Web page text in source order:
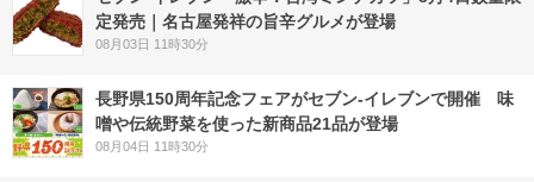
定発売｜名古屋発祥の旨辛グルメが登場
08月03日 11時30分
長野県150周年記念フェアがセブン-イレブンで開催 味
噌や伝統野菜を使った新商品21品が登場
08月04日 11時30分